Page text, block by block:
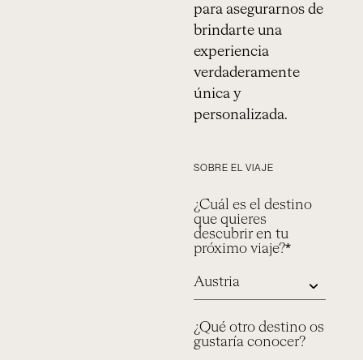
para asegurarnos de
brindarte una
experiencia
verdaderamente
única y
personalizada.
SOBRE EL VIAJE
¿Cuál es el destino
que quieres
descubrir en tu
próximo viaje?*
¿Qué otro destino os
gustaría conocer?